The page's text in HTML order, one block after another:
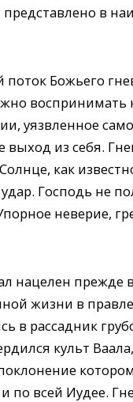
в
Божьего
воспринимать
уязвленное
из себя.
как
Господь не
неверие,
нацелен прежде
жизни в
в рассадник
культ
по всей Иудее.